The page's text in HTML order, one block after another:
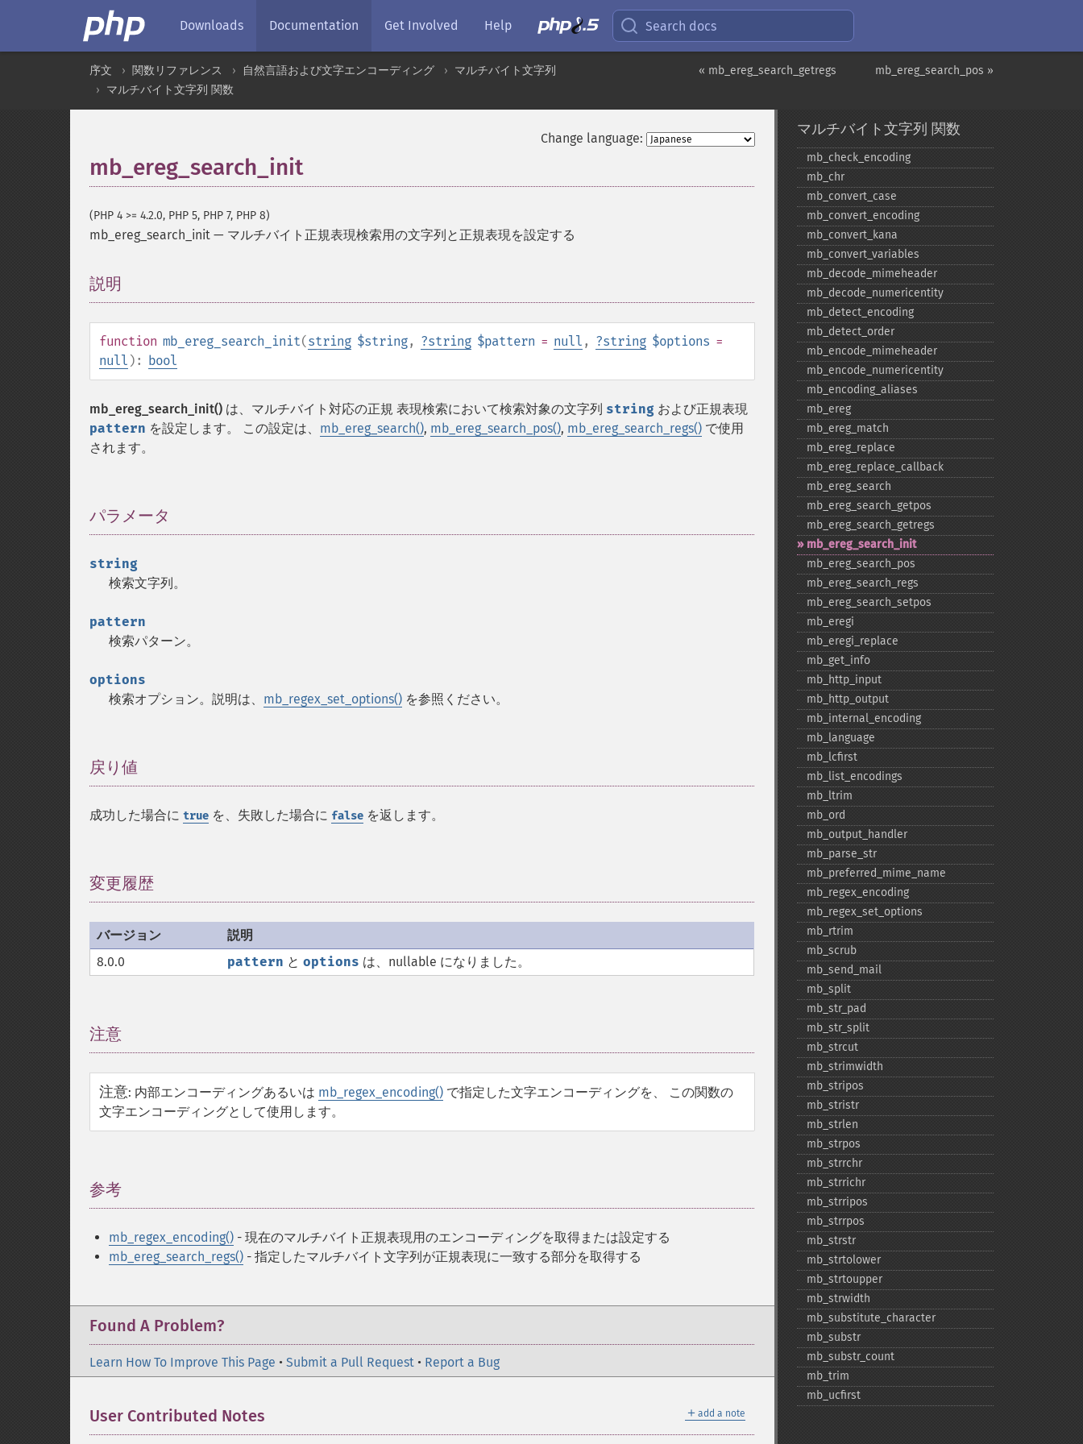
Downloads Documentation Get Involved Help Search docs
mb_ereg_search_pos »
« mb_ereg_search_getregs
序文 関数リファレンス 自然言語および文字エンコーディング
マルチバイト文字列
マルチバイト文字列 関数
Change language:
mb_ereg_search_init
(PHP 4 >= 4.2.0, PHP 5, PHP 7, PHP 8)
mb_ereg_search_init — マルチバイト正規表現検索用の文字列と正規表現を設定する
説明
function mb_ereg_search_init(string $string, ?string $pattern = null , ?string $options =
null ): bool
mb_ereg_search_init() は、マルチバイト対応の正規 表現検索において検索対象の文字列 string および正規表現
pattern を設定します。 この設定は、 mb_ereg_search(), mb_ereg_search_pos(), mb_ereg_search_regs() で使用
されます。
パラメータ
string
検索文字列。
pattern
検索パターン。
options
検索オプション。説明は、 mb_regex_set_options() を参照ください。
戻り値
成功した場合に true を、失敗した場合に false を返します。
変更履歴
バージョン
説明
8.0.0
pattern と options は、nullable になりました。
注意
注意: 内部エンコーディングあるいは mb_regex_encoding() で指定した文字エンコーディングを、 この関数の
文字エンコーディングとして使用します。
参考
mb_regex_encoding() - 現在のマルチバイト正規表現用のエンコーディングを取得または設定する
mb_ereg_search_regs() - 指定したマルチバイト文字列が正規表現に一致する部分を取得する
Found A Problem?
Learn How To Improve This Page • Submit a Pull Request • Report a Bug
＋ add a note
User Contributed Notes
マルチバイト文字列 関数
mb_​check_​encoding
mb_​chr
mb_​convert_​case
mb_​convert_​encoding
mb_​convert_​kana
mb_​convert_​variables
mb_​decode_​mimeheader
mb_​decode_​numericentity
mb_​detect_​encoding
mb_​detect_​order
mb_​encode_​mimeheader
mb_​encode_​numericentity
mb_​encoding_​aliases
mb_​ereg
mb_​ereg_​match
mb_​ereg_​replace
mb_​ereg_​replace_​callback
mb_​ereg_​search
mb_​ereg_​search_​getpos
mb_​ereg_​search_​getregs
mb_​ereg_​search_​init
mb_​ereg_​search_​pos
mb_​ereg_​search_​regs
mb_​ereg_​search_​setpos
mb_​eregi
mb_​eregi_​replace
mb_​get_​info
mb_​http_​input
mb_​http_​output
mb_​internal_​encoding
mb_​language
mb_​lcfirst
mb_​list_​encodings
mb_​ltrim
mb_​ord
mb_​output_​handler
mb_​parse_​str
mb_​preferred_​mime_​name
mb_​regex_​encoding
mb_​regex_​set_​options
mb_​rtrim
mb_​scrub
mb_​send_​mail
mb_​split
mb_​str_​pad
mb_​str_​split
mb_​strcut
mb_​strimwidth
mb_​stripos
mb_​stristr
mb_​strlen
mb_​strpos
mb_​strrchr
mb_​strrichr
mb_​strripos
mb_​strrpos
mb_​strstr
mb_​strtolower
mb_​strtoupper
mb_​strwidth
mb_​substitute_​character
mb_​substr
mb_​substr_​count
mb_​trim
mb_​ucfirst